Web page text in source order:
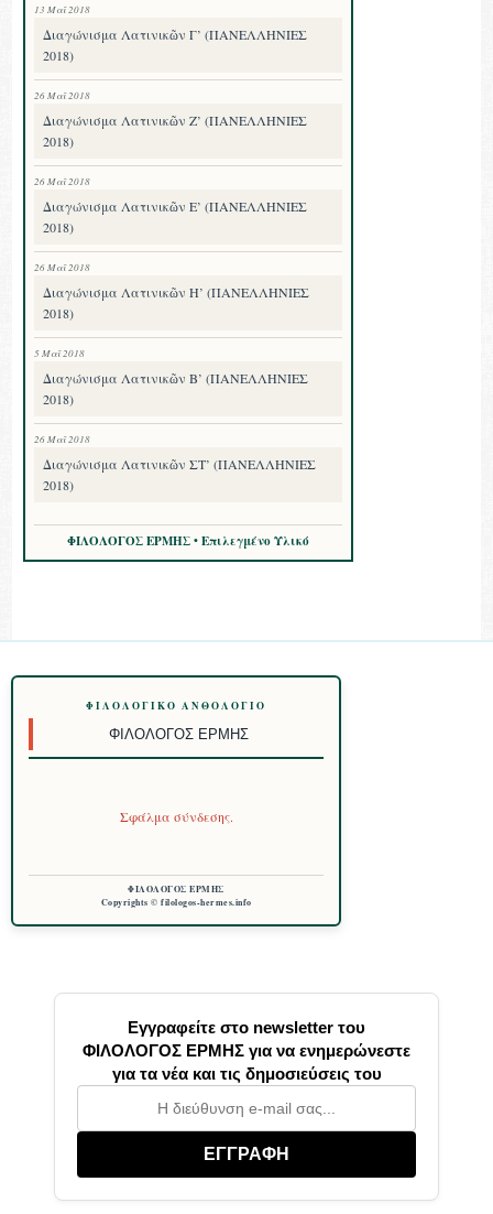
13 Μαΐ 2018
Διαγώνισμα Λατινικῶν Γ’ (ΠΑΝΕΛΛΗΝΙΕΣ
2018)
26 Μαΐ 2018
Διαγώνισμα Λατινικῶν Ζ’ (ΠΑΝΕΛΛΗΝΙΕΣ
2018)
26 Μαΐ 2018
Διαγώνισμα Λατινικῶν Ε’ (ΠΑΝΕΛΛΗΝΙΕΣ
2018)
26 Μαΐ 2018
Διαγώνισμα Λατινικῶν Η’ (ΠΑΝΕΛΛΗΝΙΕΣ
2018)
5 Μαΐ 2018
Διαγώνισμα Λατινικῶν Β’ (ΠΑΝΕΛΛΗΝΙΕΣ
2018)
26 Μαΐ 2018
Διαγώνισμα Λατινικῶν ΣΤ’ (ΠΑΝΕΛΛΗΝΙΕΣ
2018)
ΦΙΛΟΛΟΓΟΣ ΕΡΜΗΣ • Επιλεγμένο Υλικό
ΦΙΛΟΛΟΓΙΚΌ ΑΝΘΟΛΌΓΙΟ
ΦΙΛΌΛΟΓΟΣ ΕΡΜΉΣ
Σφάλμα σύνδεσης.
ΦΙΛΟΛΟΓΟΣ ΕΡΜΗΣ
Copyrights © filologos-hermes.info
Εγγραφείτε στο newsletter του
ΦΙΛΟΛΟΓΟΣ ΕΡΜΗΣ για να ενημερώνεστε
για τα νέα και τις δημοσιεύσεις του
ΕΓΓΡΑΦΗ